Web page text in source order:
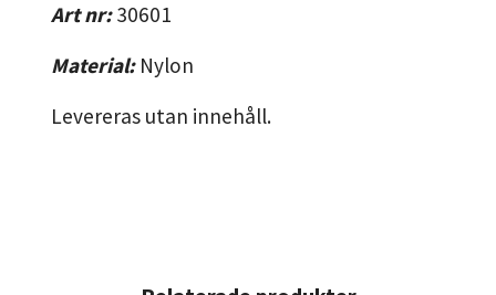
Art nr:30601
Material: Nylon
Levereras utan innehåll.